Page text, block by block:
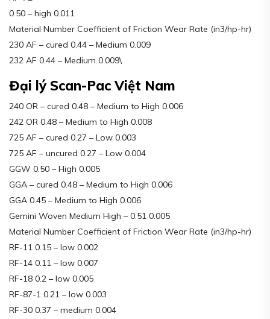
0.50 – high 0.011
Material Number Coefficient of Friction Wear Rate (in3/hp-hr)
230 AF – cured 0.44 – Medium 0.009
232 AF 0.44 – Medium 0.009\
Đại lý Scan-Pac Việt Nam
240 OR – cured 0.48 – Medium to High 0.006
242 OR 0.48 – Medium to High 0.008
725 AF – cured 0.27 – Low 0.003
725 AF – uncured 0.27 – Low 0.004
GGW 0.50 – High 0.005
GGA – cured 0.48 – Medium to High 0.006
GGA 0.45 – Medium to High 0.006
Gemini Woven Medium High – 0.51 0.005
Material Number Coefficient of Friction Wear Rate (in3/hp-hr)
RF-11 0.15 – low 0.002
RF-14 0.11 – low 0.007
RF-18 0.2 – low 0.005
RF-87-1 0.21 – low 0.003
RF-30 0.37 – medium 0.004